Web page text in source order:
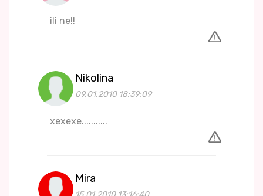
ili ne!!
Nikolina
09.01.2010 18:39:09
xexexe...........
Mira